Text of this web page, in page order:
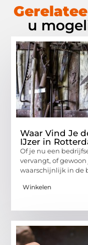
u
Waar Vind Je
IJzer in
Of je nu een
vervangt, of
waarschijnlijk in de
Winkelen